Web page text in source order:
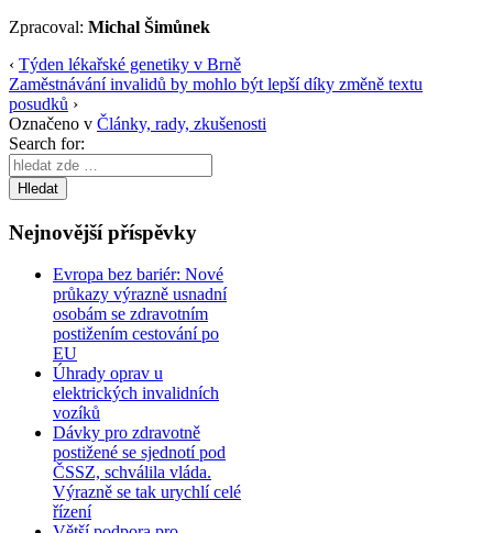
Zpracoval: Michal Šimůnek
‹ Týden lékařské genetiky v Brně
Zaměstnávání invalidů by mohlo být lepší díky změně textu
posudků ›
Označeno v Články, rady, zkušenosti
Search for:
Nejnovější příspěvky
Evropa bez bariér: Nové
průkazy výrazně usnadní
osobám se zdravotním
postižením cestování po
EU
Úhrady oprav u
elektrických invalidních
vozíků
Dávky pro zdravotně
postižené se sjednotí pod
ČSSZ, schválila vláda.
Výrazně se tak urychlí celé
řízení